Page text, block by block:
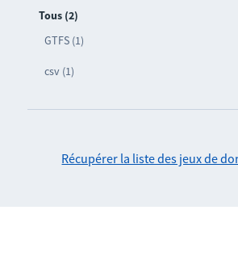
Tous (2)
GTFS (1)
csv (1)
Récupérer la liste des jeux de